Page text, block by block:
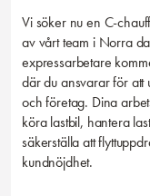
Vi söker nu en C-
av vårt team i Norra
expressarbetare
där du ansvarar för att
och företag. Dina
köra lastbil, hantera
säkerställa att
kundnöjdhet.